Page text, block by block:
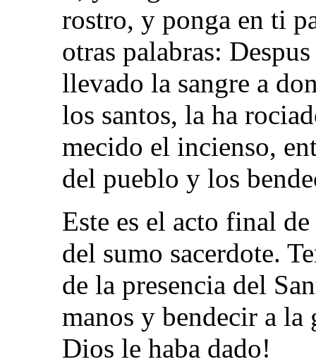
rostro, y ponga en ti
otras palabras:
llevado la sangre a
los santos, la ha
mecido el incienso,
del pueblo y los
Este es el acto final
del sumo sacerdote.
de la presencia del
manos y bendecir a
Dios le haba dado!